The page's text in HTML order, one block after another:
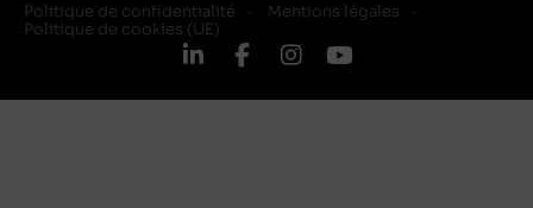
Politique de confidentialité
Mentions légales
Politique de cookies (UE)